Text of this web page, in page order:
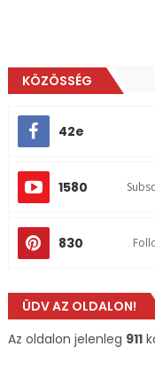
KÖZÖSSÉG
42e
1580
830
ÜDV AZ OLDALON!
Az oldalon jelenleg 911